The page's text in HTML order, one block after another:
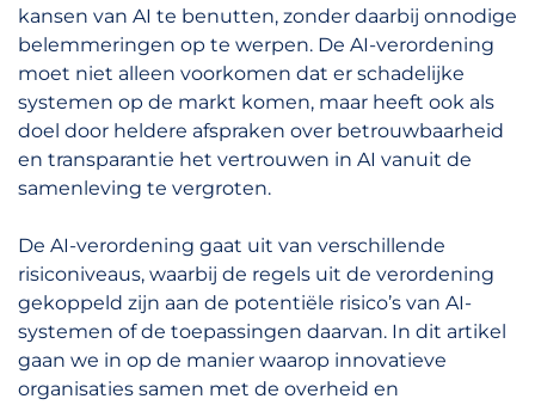
kansen van AI te benutten, zonder daarbij onnodige
belemmeringen op te werpen. De AI-verordening
moet niet alleen voorkomen dat er schadelijke
systemen op de markt komen, maar heeft ook als
doel door heldere afspraken over betrouwbaarheid
en transparantie het vertrouwen in AI vanuit de
samenleving te vergroten.
De AI-verordening gaat uit van verschillende
risiconiveaus, waarbij de regels uit de verordening
gekoppeld zijn aan de potentiële risico’s van AI-
systemen of de toepassingen daarvan. In dit artikel
gaan we in op de manier waarop innovatieve
organisaties samen met de overheid en